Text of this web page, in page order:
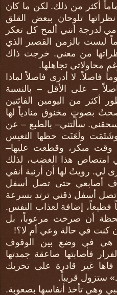
أكثر من ذلك. لكن ما كان
تلوحان ببعض القلق
لدرجة أنني ألمح كل تعكر
ليست بالزمن القصير الذي
من معني. خرجت ذاك
محاولاتي تجاهلها.
فاصلاً. لا أدرى فاصلاً لماذا
– على الأقل – بالنسبة
أكثر من اليومين الفائتين
بصوتٍ مخنوق منادياً لها
سألتني– بالطبع – عن
ولَعَنَت حظها التعيس
وقت مبكر، وقطعت عليها–
امتصاص هذا الغضب، لذلك
لي. رويتُ لها أن أرنبة أنفي
أصابعي حتى تصل أسفل
تصل أسفل ذقني ترتد بسرعة
فظيعاً، إضافة لعذاب النفس.
أن صرخت مرعوباً، بل
كنت في حالة وعي أم لا؟!
هي في وضع بين الوقوف
فأصابتها صاعقة جمدتها
غير قادرة على تحريك
ستزول قريباً.
وهي تأخذ أنفاسها بصعوبة.